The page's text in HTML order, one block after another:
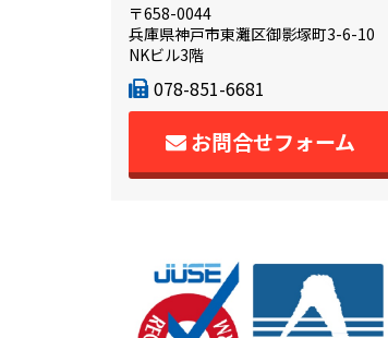
〒658-0044
兵庫県神戸市東灘区御影塚町3-6-10
NKビル3階
078-851-6681
お問合せフォーム